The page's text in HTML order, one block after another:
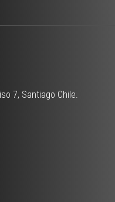
7, Santiago Chile.